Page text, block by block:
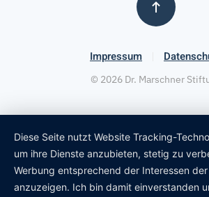
Impressum
© 2026 Dr. Marschner
Diese Seite nutzt Website Tracking-
um ihre Dienste anzubieten, stetig zu
Werbung entsprechend der Interessen
anzuzeigen. Ich bin damit einverstanden